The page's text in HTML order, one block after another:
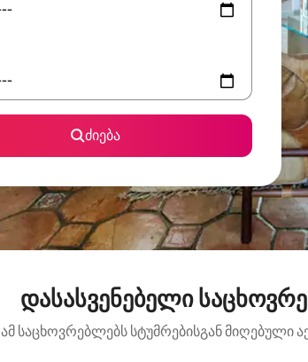
ძიება
დასასვენებელი
ამ საცხოვრებლებს სტუმრებისგან მიღებული